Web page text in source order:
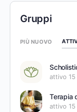
Gruppi
PIÙ NUOVO
attivo
Terapia
attivo